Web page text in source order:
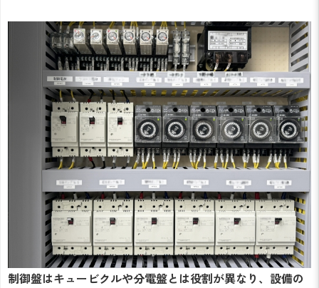
制御盤はキュービクルや分電盤とは役割が異なり、設備の